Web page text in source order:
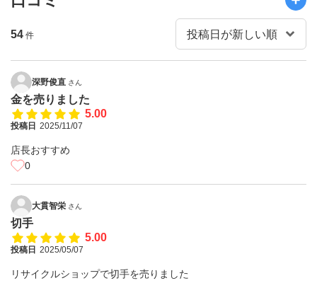
54 件
深野俊直 さん
金を売りました
5.00
投稿日 2025/11/07
店長おすすめ
0
大貫智栄 さん
切手
5.00
投稿日 2025/05/07
リサイクルショップで切手を売りました